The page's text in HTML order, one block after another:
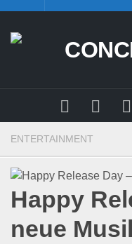
content
ENTERTAINMENT
Happy
neue